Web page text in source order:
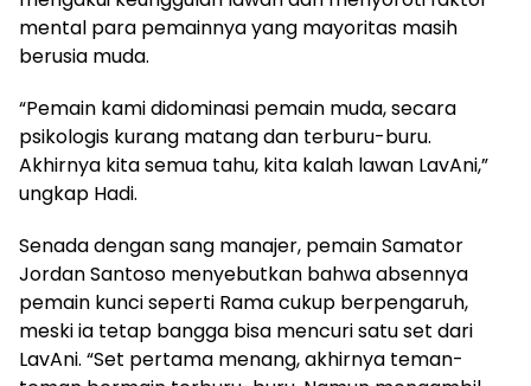
mental para pemainnya yang mayoritas masih
berusia muda.
“Pemain kami didominasi pemain muda, secara
psikologis kurang matang dan terburu-buru.
Akhirnya kita semua tahu, kita kalah lawan LavAni,”
ungkap Hadi.
Senada dengan sang manajer, pemain Samator
Jordan Santoso menyebutkan bahwa absennya
pemain kunci seperti Rama cukup berpengaruh,
meski ia tetap bangga bisa mencuri satu set dari
LavAni. “Set pertama menang, akhirnya teman-